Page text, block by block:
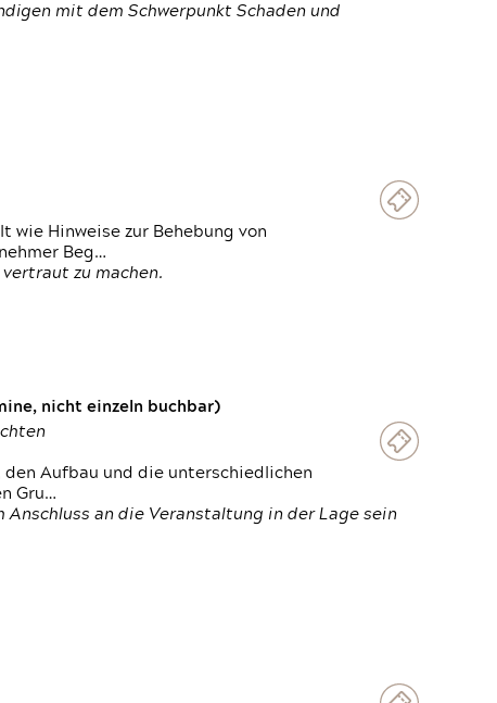
mit dem Schwerpunkt Schaden und
wie Hinweise zur Behebung von
Beg…
zu machen.
nicht einzeln buchbar)
Aufbau und die unterschiedlichen
Gru…
an die Veranstaltung in der Lage sein